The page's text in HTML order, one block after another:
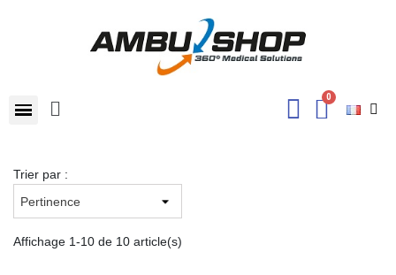
Trier par :
Affichage 1-10 de 10 article(s)